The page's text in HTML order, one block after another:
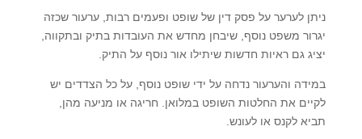
ניתן לערער על פסק דין של שופט ופעמים רבות, ערעור שכזה
יגרור משפט נוסף, שיבחן מחדש את העובדות בתיק ובתקווה,
יציג גם ראיות חדשות שיתילו אור נוסף על התיק.
במידה והערעור נדחה על ידי שופט נוסף, על כל הצדדים יש
לקיים את החלטות השופט במלואן. חריגה או מניעה מהן,
תביא לקנס או לעונש.